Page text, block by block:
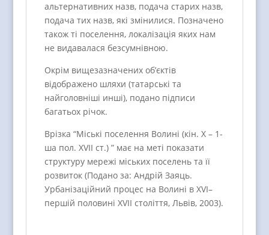
альтернативних назв, подача старих назв,
подача тих назв, які змінилися. Позначено
також ті поселення, локалізація яких нам
не видавалася безсумнівною.
Окрім вищезазначених об’єктів
відображено шляхи (татарські та
найголовніші инші), подано підписи
багатьох річок.
Врізка “Міські поселення Волині (кін. Х – 1-
ша пол. ХVII ст.) ” має на меті показати
структуру мережі міських поселень та її
розвиток (Подано за: Андрій Заяць.
Урбанізаційний процес на Волині в XVІ–
першій половині XVІI століття, Львів, 2003).